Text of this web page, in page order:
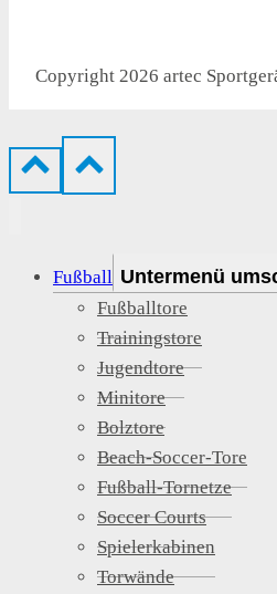
Copyright 2026 artec
Fußball Untermenü
Fußballtore
Trainingstore
Jugendtore
Minitore
Bolztore
Beach-Soccer-Tore
Fußball-Tornetze
Soccer Courts
Spielerkabinen
Torwände